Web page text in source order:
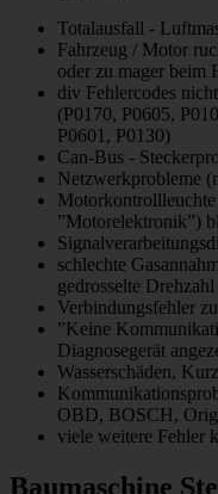
Totalausfall -
Fahrzeug / Motor
oder zu mager beim
div Fehlercodes
(P0170, P0605,
P0601, P0130)
Can-Bus -
Netzwerkprobleme
”Motorelektronik”)
schlechte
gedrosselte Drehzahl
Verbindungsfehler
”Keine
Diagnosegerät
Wasserschäden,
OBD, BOSCH,
viele weitere Fehler
Baumaschine